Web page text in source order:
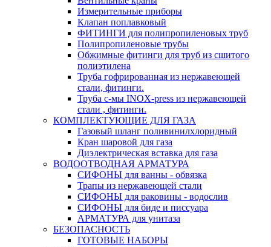
Измерительные приборы
Клапан поплавковый
ФИТИНГИ для полипропиленовых труб
Полипропиленовые трубы
Обжимные фитинги для труб из сшитого
полиэтилена
Труба гофрированная из нержавеющей
стали, фитинги.
Труба с-мы INOX-press из нержавеющей
стали , фитинги.
КОМПЛЕКТУЮЩИЕ ДЛЯ ГАЗА
Газовый шланг поливинилхлоридный
Кран шаровой для газа
Диэлектрическая вставка для газа
ВОДООТВОДНАЯ АРМАТУРА
СИФОНЫ для ванны - обвязка
Трапы из нержавеющей стали
СИФОНЫ для раковины - водослив
СИФОНЫ для биде и писсуара
АРМАТУРА для унитаза
БЕЗОПАСНОСТЬ
ГОТОВЫЕ НАБОРЫ